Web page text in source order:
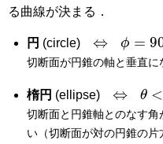
る曲線が決まる．
円 (circle)
ϕ 90
切断面が円錐の軸と垂直に
楕円 (ellipse)
θ
切断面と円錐軸とのなす
い（切断面が対の円錐の片